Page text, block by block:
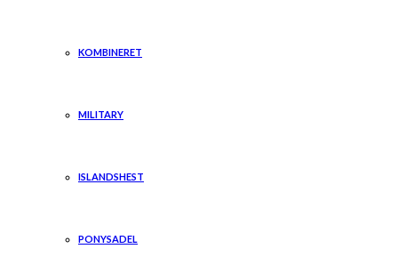
KOMBINERET
MILITARY
ISLANDSHEST
PONYSADEL